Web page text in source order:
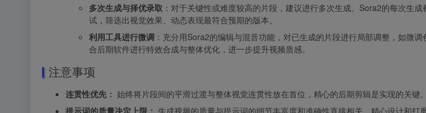
多次生成与择优录取 ：对于关键性或难度较高的片段，建议进行多次生成。Sora2的每次生
试，筛选出视觉效果、动态表现最符合预期的版本。
利用工具进行微调 ：充分用Sora2的编辑与混音功能，对已生成的片段进行局部调整，如微
合后期软件进行特效合成与整体优化，进一步提升视频质感。
注意事项
连贯性优先： 始终将片段间的平滑过渡与整体视觉连贯性放在首位，精心的后期剪辑是实现的关键。